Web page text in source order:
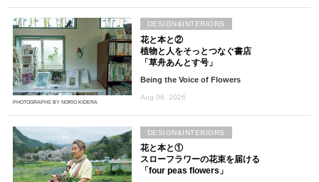
PHOTOGRAPHS BY NORIO KIDERA
花と本と②
植物と人をそっとつなぐ書店
「草舟あんとす号」
Being the Voice of Flowers
Aug 06, 2026
DESIGN&INTERIORS
花と本と①
スローフラワーの花束を届ける
「four peas flowers」
DESIGN&INTERIORS